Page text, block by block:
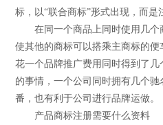
标，以“联合商标”形式出现，而是
在同一个商品上同时使用几个
使其他的商标可以搭乘主商标的便
花一个品牌推广费用同时得到了
的事情，一个公司同时拥有几个
番，也有利于公司进行品牌运做。
产品商标注册需要什么资料